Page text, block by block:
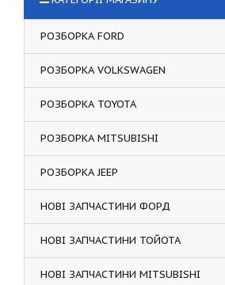
РОЗБОРКА FORD
РОЗБОРКА VOLKSWAGEN
РОЗБОРКА TOYOTA
РОЗБОРКА MITSUBISHI
РОЗБОРКА JEEP
НОВІ ЗАПЧАСТИНИ ФОРД
НОВІ ЗАПЧАСТИНИ ТОЙОТА
НОВІ ЗАПЧАСТИНИ MITSUBISHI